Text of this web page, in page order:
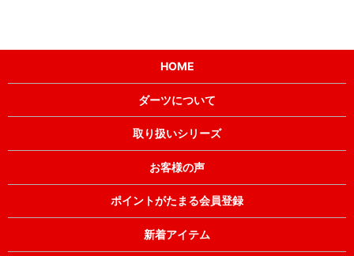
HOME
ダーツについて
取り扱いシリーズ
お客様の声
ポイントがたまる会員登録
新着アイテム